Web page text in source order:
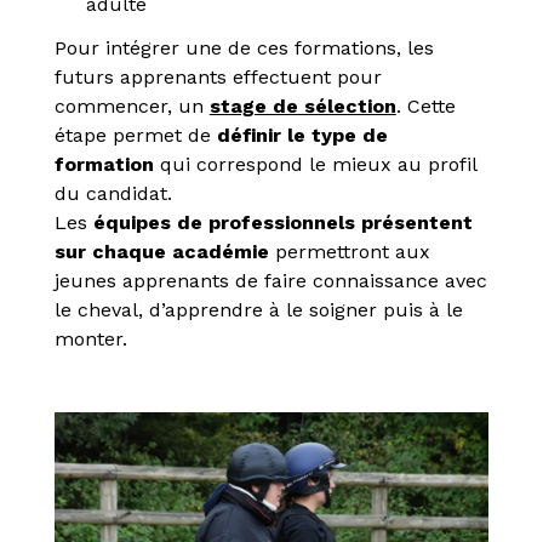
Pour intégrer une de ces formations, les
futurs apprenants effectuent pour
commencer, un stage de sélection. Cette
étape permet de définir le type de
formation qui correspond le mieux au profil
du candidat.
Les équipes de professionnels présentent
sur chaque académie permettront aux
jeunes apprenants de faire connaissance avec
le cheval, d’apprendre à le soigner puis à le
monter.